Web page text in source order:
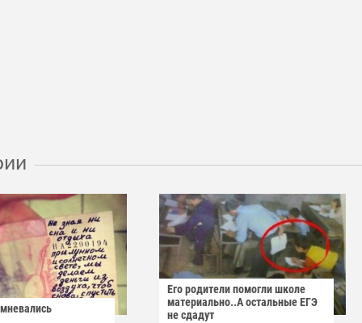
Его родители помогли школе
материально..А остальные ЕГЭ
не сдадут